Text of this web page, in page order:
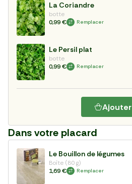
La Coriandre
botte
0,99 €
Remplacer
Le Persil plat
botte
0,99 €
Remplacer
Ajouter
Dans votre placard
Le Bouillon de légumes
Boîte (80 g)
1,69 €
Remplacer